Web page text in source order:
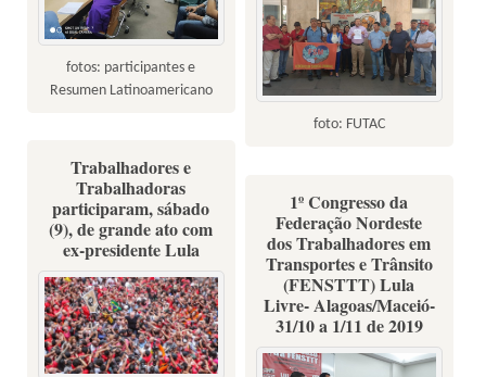
fotos: participantes e
Resumen Latinoamericano
foto: FUTAC
Trabalhadores e
Trabalhadoras
participaram, sábado
(9), de grande ato com
ex-presidente Lula
1º Congresso da
Federação Nordeste
dos Trabalhadores em
Transportes e Trânsito
(FENSTTT) Lula
Livre- Alagoas/Maceió-
31/10 a 1/11 de 2019